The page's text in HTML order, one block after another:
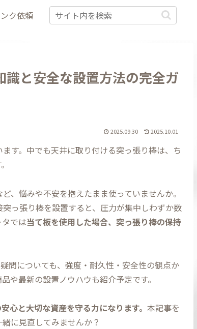
ク依頼
と安全な設置方法の完全ガ
2025.09.30 2025.10.01
す。中でも天井に取り付ける突っ張り棒は、ち
、悩みや不安を抱えたまま使っていませんか。
っ張り棒を設置すると、圧力が集中しわずか数
では当て板を使用した場合、突っ張り棒の保持
問についても、強度・耐久性・安全性の観点か
や最新の設置ノウハウも紹介予定です。
心と大切な資産を守る力になります。本記事を
に見直してみませんか？